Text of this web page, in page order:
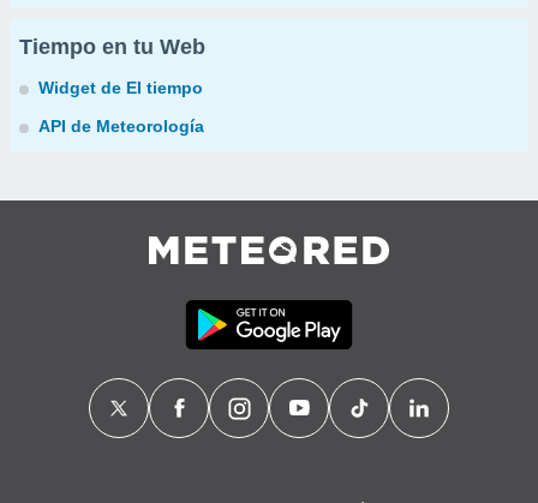
Tiempo en tu Web
Widget de El tiempo
API de Meteorología